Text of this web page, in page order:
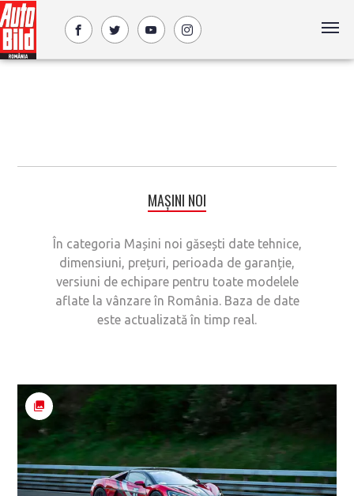
MAȘINI NOI
În categoria Mașini noi găsești date tehnice,
dimensiuni, prețuri, perioada de garanție,
versiuni de echipare pentru toate modelele
aflate la vânzare în România. Baza de date
este actualizată în timp real.